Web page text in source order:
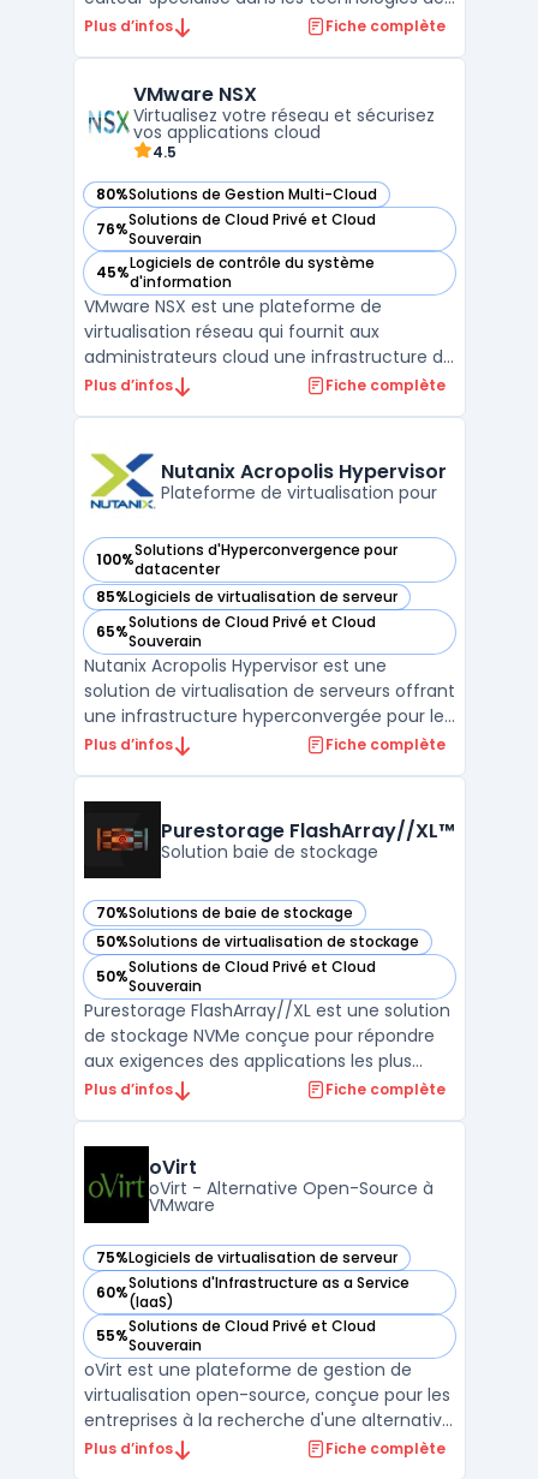
virtualisation open source. Conçu pour
de déployer, gérer et superviser des
environnem ...
Plus d’infos Fiche complète
VMware NSX
Virtualisez votre réseau et sécurisez
vos applications cloud
4.5
80%Solutions de Gestion Multi-Cloud
— voir VMware NSX dans cette catégorie
76%Solutions de Cloud Privé et Cloud
Souverain
— voir VMware NSX dans cette catégorie
45%Logiciels de contrôle du système
d'information
— voir VMware NSX dans cette catégorie
VMware NSX est une plateforme de
virtualisation réseau qui fournit aux
administrateurs cloud une infrastructure de
gestion centralisée pour le déploiement de
Foundation offre aux équipes IT la
possibilité de gérer la micro-s ...
Plus d’infos Fiche complète
Nutanix Acropolis Hypervisor
Plateforme de virtualisation pour
100%Solutions d'Hyperconvergence pour
datacenter
— voir Nutanix Acropolis Hypervisor dans cette catégorie
85%Logiciels de virtualisation de serveur
— voir Nutanix Acropolis Hypervisor dans cette catégorie
65%Solutions de Cloud Privé et Cloud
Souverain
— voir Nutanix Acropolis Hypervisor dans cette catégorie
Nutanix Acropolis Hypervisor est une
solution de virtualisation de serveurs offrant
une infrastructure hyperconvergée pour les
centres de données. Cette solution permet
Nutanix Acropolis Hypervisor utilise une archi
Plus d’infos Fiche complète
Purestorage FlashArray//XL™
Solution baie de stockage
70%Solutions de baie de stockage
— voir Purestorage FlashArray//XL™ dans cette catégorie
50%Solutions de virtualisation de stockage
— voir Purestorage FlashArray//XL™ dans cette catégorie
50%Solutions de Cloud Privé et Cloud
Souverain
— voir Purestorage FlashArray//XL™ dans cette catégorie
Purestorage FlashArray//XL est une solution
de stockage NVMe conçue pour répondre
aux exigences des applications les plus
exigeantes dans un monde numérique en
optimales pour permettre aux entreprises
de rester comp ...
Plus d’infos Fiche complète
oVirt
oVirt - Alternative Open-Source à
VMware
75%Logiciels de virtualisation de serveur
— voir oVirt dans cette catégorie
60%Solutions d'Infrastructure as a Service
(IaaS)
— voir oVirt dans cette catégorie
55%Solutions de Cloud Privé et Cloud
Souverain
— voir oVirt dans cette catégorie
oVirt est une plateforme de gestion de
virtualisation open-source, conçue pour les
entreprises à la recherche d'une alternative
robuste à VMware vCenter. En tant que
Plus d’infos Fiche complète